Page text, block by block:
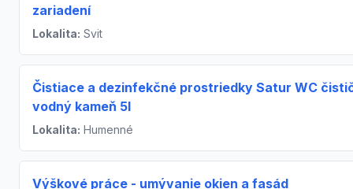
zariadení
Lokalita: Svit
Čistiace a dezinfekčné prostriedky Satur WC
vodný kameň 5l
Lokalita: Humenné
Výškové práce - umývanie okien a fasád